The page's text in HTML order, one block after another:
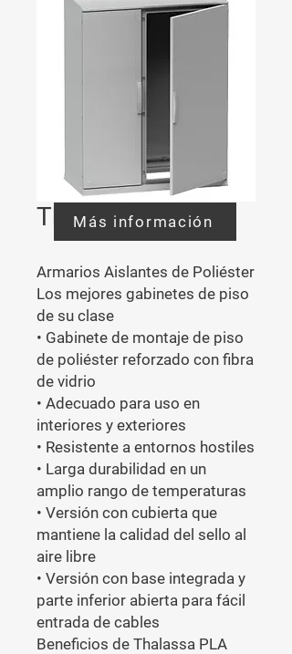
Thalassa PLA
Armarios Aislantes de Poliéster
Los mejores gabinetes de piso
de su clase
• Gabinete de montaje de piso
de poliéster reforzado con fibra
de vidrio
• Adecuado para uso en
interiores y exteriores
• Resistente a entornos hostiles
• Larga durabilidad en un
amplio rango de temperaturas
• Versión con cubierta que
mantiene la calidad del sello al
aire libre
• Versión con base integrada y
parte inferior abierta para fácil
entrada de cables
Beneficios de Thalassa PLA
Más información